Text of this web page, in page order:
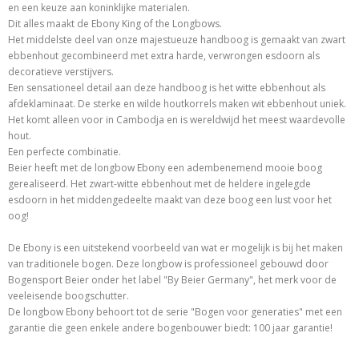
en een keuze aan koninklijke materialen.
Dit alles maakt de Ebony King of the Longbows.
Het middelste deel van onze majestueuze handboog is gemaakt van zwart
ebbenhout gecombineerd met extra harde, verwrongen esdoorn als
decoratieve verstijvers.
Een sensationeel detail aan deze handboog is het witte ebbenhout als
afdeklaminaat. De sterke en wilde houtkorrels maken wit ebbenhout uniek.
Het komt alleen voor in Cambodja en is wereldwijd het meest waardevolle
hout.
Een perfecte combinatie.
Beier heeft met de longbow Ebony een adembenemend mooie boog
gerealiseerd. Het zwart-witte ebbenhout met de heldere ingelegde
esdoorn in het middengedeelte maakt van deze boog een lust voor het
oog!
De Ebony is een uitstekend voorbeeld van wat er mogelijk is bij het maken
van traditionele bogen. Deze longbow is professioneel gebouwd door
Bogensport Beier onder het label "By Beier Germany", het merk voor de
veeleisende boogschutter.
De longbow Ebony behoort tot de serie "Bogen voor generaties" met een
garantie die geen enkele andere bogenbouwer biedt: 100 jaar garantie!